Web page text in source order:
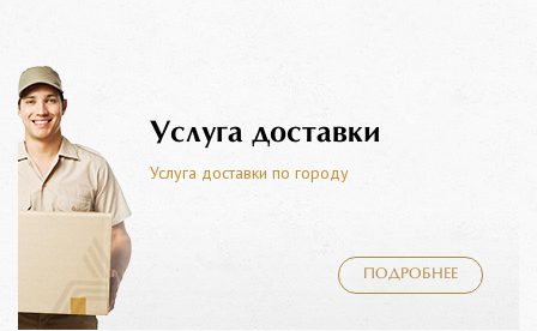
Услуга доставки
Услуга доставки по городу
ПОДРОБНЕЕ